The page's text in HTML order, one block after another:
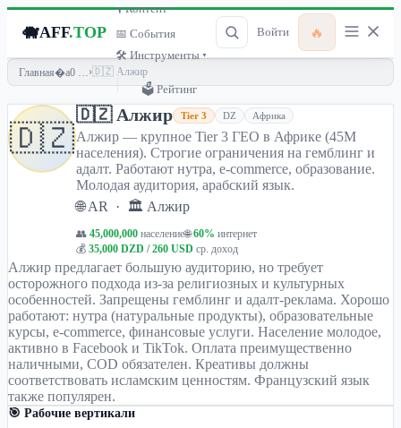
🐗AFF.TOP
🎙 Контент ▾
📅 События
🛠 Инструменты ▾
🗳 Рейтинг
Войти 🔥
Главная ›🇩🇿 Алжир
🇩🇿
🇩🇿 Алжир Tier 3 DZ Африка
Алжир — крупное Tier 3 ГЕО в Африке (45М
населения). Строгие ограничения на гемблинг и
адалт. Работают нутра, e-commerce, образование.
Молодая аудитория, арабский язык.
🌐 AR · 🏛 Алжир
👥 45,000,000 население🌐60% интернет
💰 35,000 DZD / 260 USD ср. доход
Алжир предлагает большую аудиторию, но требует
осторожного подхода из-за религиозных и культурных
особенностей. Запрещены гемблинг и адалт-реклама. Хорошо
работают: нутра (натуральные продукты), образовательные
курсы, e-commerce, финансовые услуги. Население молодое,
активно в Facebook и TikTok. Оплата преимущественно
наличными, COD обязателен. Креативы должны
соответствовать исламским ценностям. Французский язык
также популярен.
🎯 Рабочие вертикали